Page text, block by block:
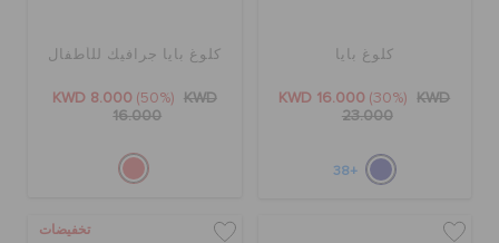
كلوغ بايا
KWD 16.000 (30%)
KWD
23.000
+38
كلوغ بايا جرافيك للأطفال
KWD 8.000 (50%)
KWD
16.000
تخفيضات